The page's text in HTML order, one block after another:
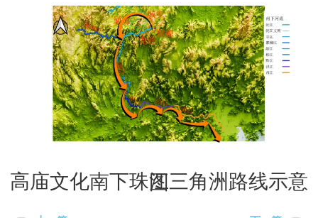
高庙文化南下珠江三角洲路线示意图